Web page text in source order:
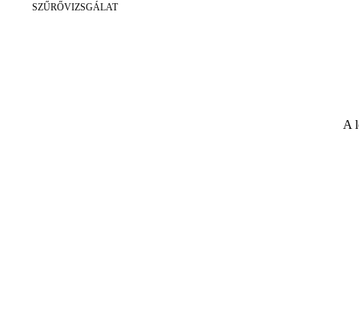
SZŰRŐVIZSGÁLAT
A